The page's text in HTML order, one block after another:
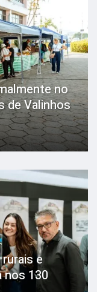
no
de Valinhos
e
nos 130